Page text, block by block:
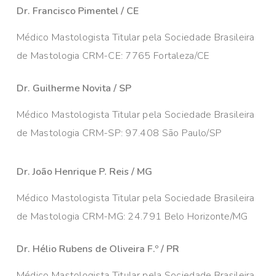
Dr. Francisco Pimentel / CE
Médico Mastologista Titular pela Sociedade Brasileira
de Mastologia CRM-CE: 7765 Fortaleza/CE
Dr. Guilherme Novita / SP
Médico Mastologista Titular pela Sociedade Brasileira
de Mastologia CRM-SP: 97.408 São Paulo/SP
Dr. João Henrique P. Reis / MG
Médico Mastologista Titular pela Sociedade Brasileira
de Mastologia CRM-MG: 24.791 Belo Horizonte/MG
Dr. Hélio Rubens de Oliveira F.º / PR